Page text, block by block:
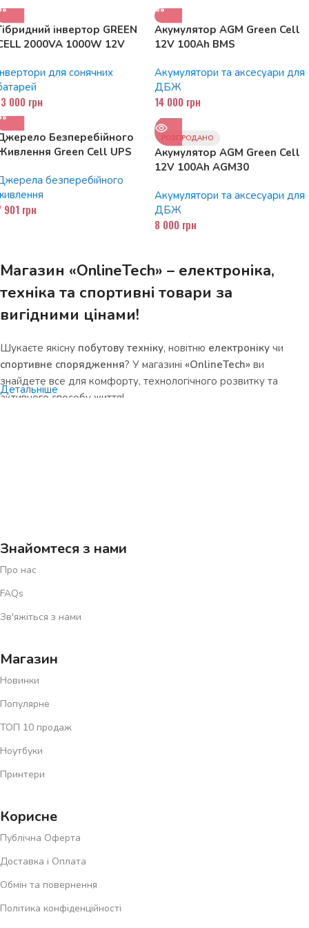
інвертор GREEN
2000VA 1000W 12V
для сонячних
000 грн
Акумулятор AGM Green Cell
12V 100Ah BMS
Акумулятори та аксесуари для
ДБЖ
14 000 грн
Безперебійного
Green Cell UPS
Захист Відключень
безперебійного
901 грн
РОЗПРОДАНО
Акумулятор AGM Green Cell
12V 100Ah AGM30
Акумулятори та аксесуари для
ДБЖ
8 000 грн
Магазин «OnlineTech» – електроніка,
техніка та спортивні товари за
вигідними цінами!
Шукаєте якісну побутову техніку, новітню електроніку чи
спортивне спорядження? У магазині «OnlineTech» ви
знайдете все для комфорту, технологічного розвитку та
активного способу життя!
•Зручна доставка – отримуйте свої замовлення швидко та
• Гарантія якості
перевірених виробників.
•Професійна підтримка
Обирайте інновації, комфорт і стиль
топовими гаджетами
професійним спорядженням.
Замовляйте онлайн вже сьогодні
новий рівень комфорту з магазином
Детальніше
Знайомтеся з нами
Про нас
FAQs
Зв'яжіться з нами
Магазин
Новинки
Популярне
ТОП 10 продаж
Ноутбуки
Принтери
Корисне
Публічна Оферта
Доставка і Оплата
Обмін та повернення
Політика конфіденційності